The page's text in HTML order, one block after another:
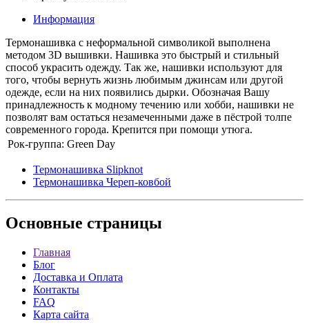
Информация
Термонашивка с неформальной символикой выполнена
методом 3D вышивки. Нашивка это быстрый и стильный
способ украсить одежду. Так же, нашивки используют для
того, чтобы вернуть жизнь любимым джинсам или другой
одежде, если на них появились дырки. Обозначая Вашу
принадлежность к модному течению или хобби, нашивки не
позволят вам остаться незамеченными даже в пёстрой толпе
современного города. Крепится при помощи утюга.
Рок-группа: Green Day
Термонашивка Slipknot
Термонашивка Череп-ковбой
Основные страницы
Главная
Блог
Доставка и Оплата
Контакты
FAQ
Карта сайта